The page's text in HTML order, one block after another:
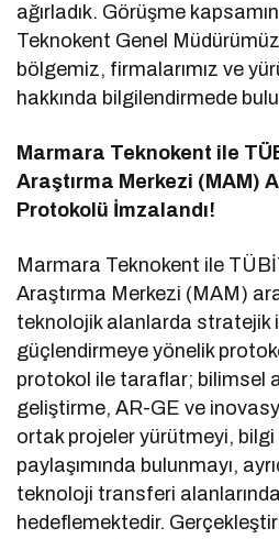
ağırladık. Görüşme
Teknokent Genel
bölgemiz, firmalarımız ve
hakkında bilgilendirmede
Marmara Teknokent ile
Araştırma Merkezi (MAM)
Protokolü İmzalandı!
Marmara Teknokent ile
Araştırma Merkezi (MAM)
teknolojik alanlarda stratejik
güçlendirmeye yönelik
protokol ile taraflar; bilimsel
geliştirme, AR-GE ve
ortak projeler yürütmeyi, bilgi
paylaşımında bulunmayı,
teknoloji transferi
hedeflemektedir.